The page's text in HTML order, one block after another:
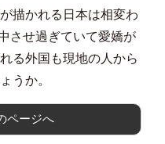
描かれる日本は相変わ
させ過ぎていて愛嬌が
る外国も現地の人から
うか。
ページへ